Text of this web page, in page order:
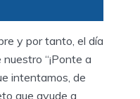
y por tanto, el día
“¡Ponte a
intentamos, de
que ayude a